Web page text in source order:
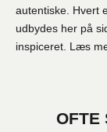
autentiske. Hvert
udbydes her på
inspiceret. Læs
OFTE